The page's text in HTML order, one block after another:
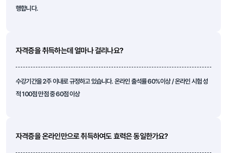
행합니다.
자격증을 취득하는데 얼마나 걸리나요?
수강기간을 2주 이내로 규정하고 있습니다. 온라인 출석률 60%이상 / 온라인 시험 성
적 100점 만점 중 60점 이상
자격증을 온라인만으로 취득하여도 효력은 동일한가요?